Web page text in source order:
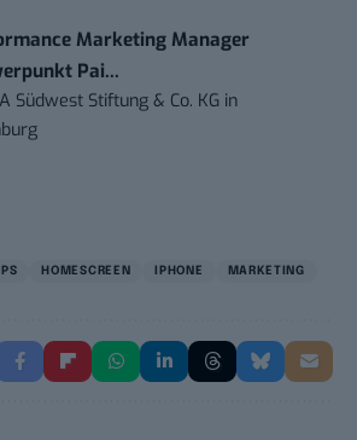
Marketing Manager
Pai...
Südwest Stiftung & Co. KG in
HOMESCREEN IPHONE MARKETING